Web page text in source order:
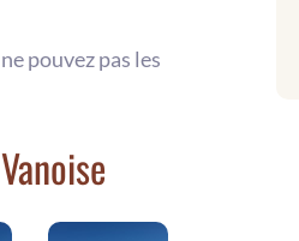
pouvez pas les